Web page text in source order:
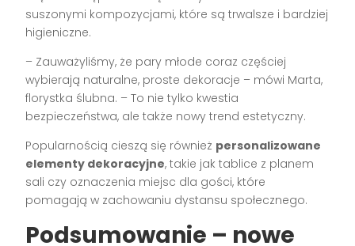
suszonymi kompozycjami, które są trwalsze i bardziej
higieniczne.
– Zauważyliśmy, że pary młode coraz częściej
wybierają naturalne, proste dekoracje – mówi Marta,
florystka ślubna. – To nie tylko kwestia
bezpieczeństwa, ale także nowy trend estetyczny.
Popularnością cieszą się również personalizowane
elementy dekoracyjne, takie jak tablice z planem
sali czy oznaczenia miejsc dla gości, które
pomagają w zachowaniu dystansu społecznego.
Podsumowanie – nowe